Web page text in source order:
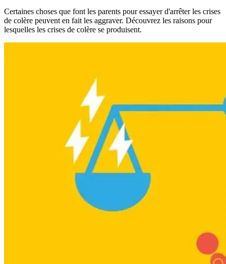
Certaines choses que font les parents pour essayer d'arrêter les crises
de colère peuvent en fait les aggraver. Découvrez les raisons pour
lesquelles les crises de colère se produisent.